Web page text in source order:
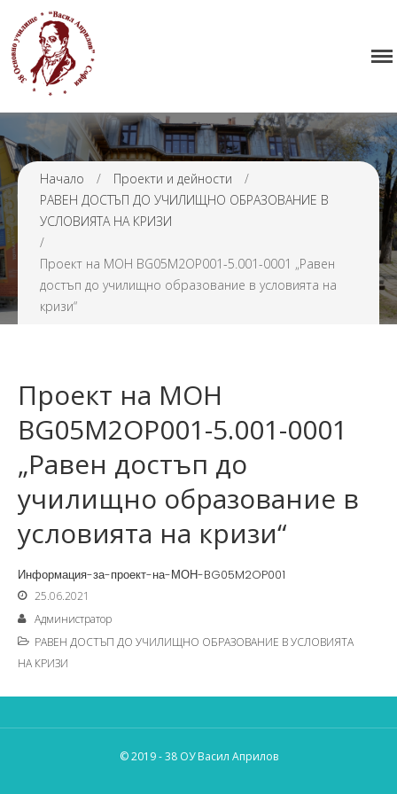
Нормативна уредба
Прием
Проекти и дейности
Седмично разписание
Контакти
Начало / Проекти и дейности
/
РАВЕН ДОСТЪП ДО УЧИЛИЩНО ОБРАЗОВАНИЕ В
УСЛОВИЯТА НА КРИЗИ
/
Проект на МОН BG05M2OP001-5.001-0001 „Равен
достъп до училищно образование в условията на
кризи“
Проект на МОН
BG05M2OP001-5.001-0001
„Равен достъп до
училищно образование в
условията на кризи“
Информация-за-проект-на-МОН-BG05M2OP001
25.06.2021
Администратор
РАВЕН ДОСТЪП ДО УЧИЛИЩНО ОБРАЗОВАНИЕ В УСЛОВИЯТА
НА КРИЗИ
© 2019 - 38 ОУ Васил Априлов